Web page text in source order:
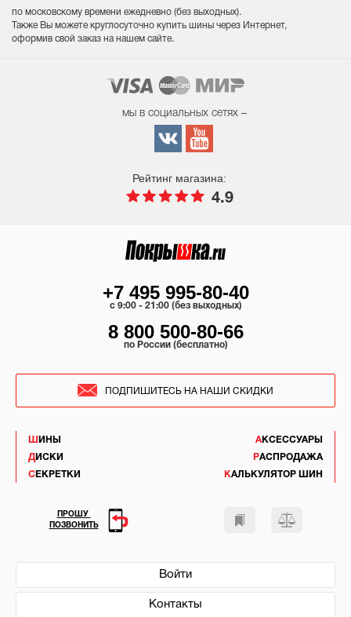
по московскому времени ежедневно (без выходных).
Также Вы можете круглосуточно купить шины через Интернет,
оформив свой заказ на нашем сайте.
мы в социальных сетях –
Рейтинг магазина:
4.9
ШИНЫ
ДИСКИ
СЕКРЕТКИ
АКСЕССУАРЫ
РАСПРОДАЖА
КАЛЬКУЛЯТОР ШИН
Войти
Контакты
+7 495 995-80-40
c 9:00 - 21:00 (без выходных)
8 800 500-80-66
по России (бесплатно)
ПОДПИШИТЕСЬ НА НАШИ СКИДКИ
ПРОШУ
ПОЗВОНИТЬ